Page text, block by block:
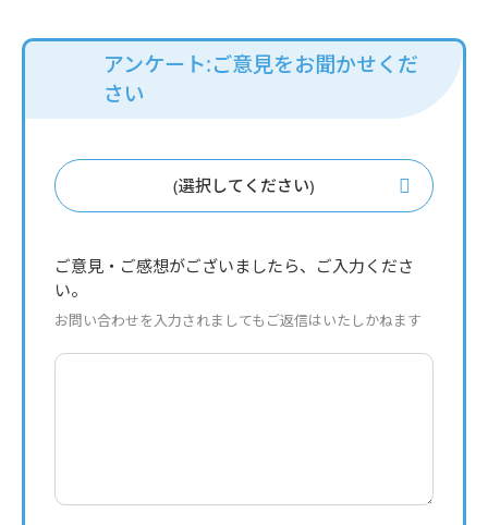
アンケート:ご意見をお聞かせくだ
さい
(選択してください)
ご意見・ご感想がございましたら、ご入力くださ
い。
お問い合わせを入力されましてもご返信はいたしかねます